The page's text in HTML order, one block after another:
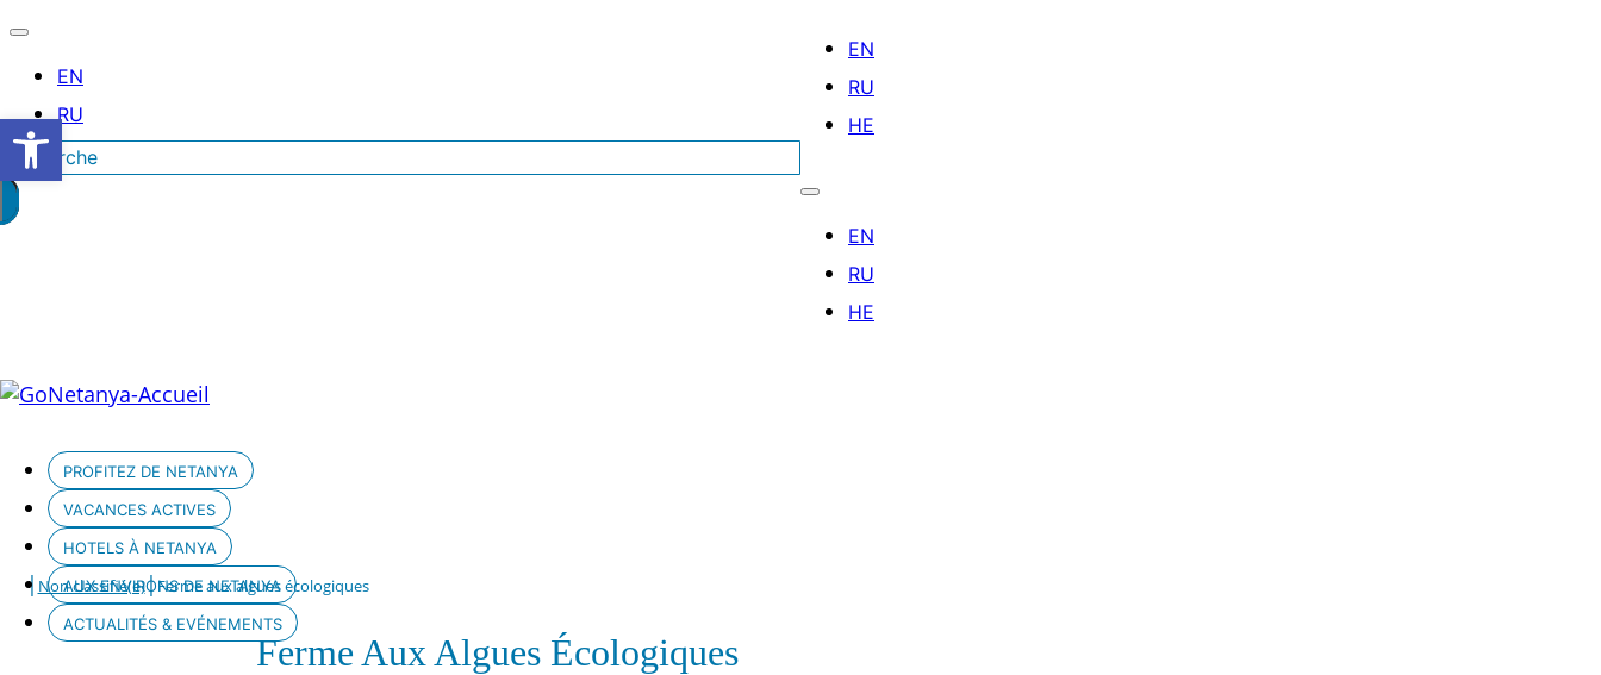
Ouvrir la barre d’outils
Rechercher
PROFITEZ DE NETANYA
VACANCES ACTIVES
HOTELS À NETANYA
AUX ENVIRONS DE NETANYA
ACTUALITÉS & EVÉNEMENTS
| Non classifié(e)|Ferme aux algues écologiques
Ferme Aux Algues Écologiques